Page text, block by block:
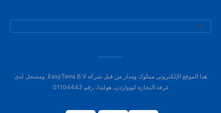
هذا الموقع الإلكتروني مملوك ومدار من قبل شركة EasyTerra B.V. ومسجل لدى
غرفة التجارة ليوواردن، هولندا، رقم 01104443